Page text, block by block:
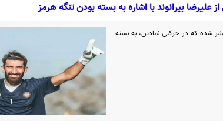
علیرضا بیرانوند با اشاره به بسته بودن تنگه هرمز
شده که در حرکتی نمادین، به بسته